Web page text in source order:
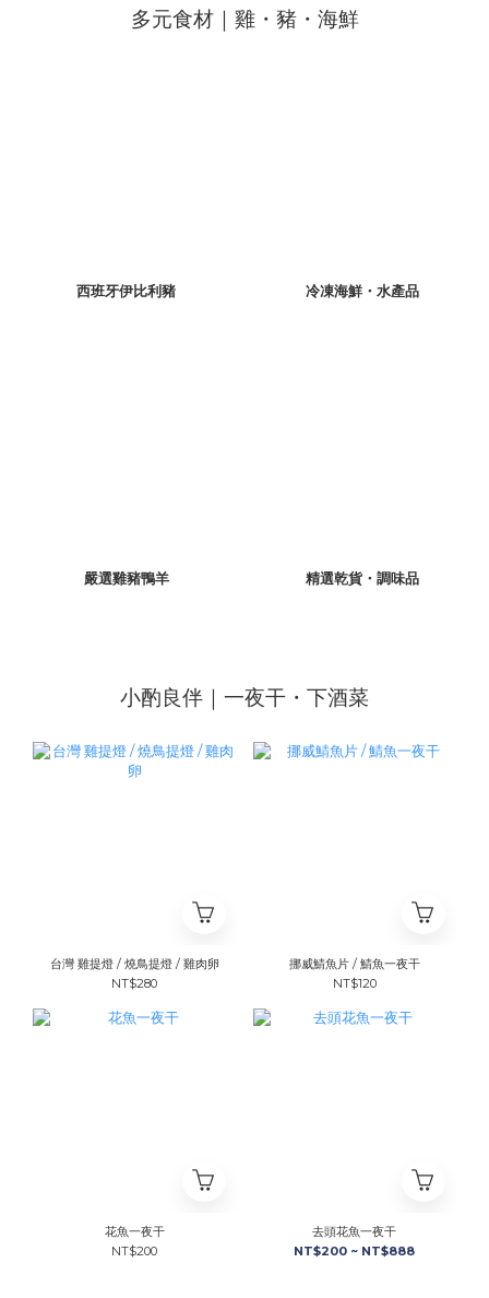
多元食材｜雞・豬・海鮮
西班牙伊比利豬 冷凍海鮮・水產品
嚴選雞豬鴨羊 精選乾貨・調味品
小酌良伴｜一夜干・下酒菜
台灣 雞提燈 / 燒鳥提燈 / 雞肉卵
NT$280
挪威鯖魚片 / 鯖魚一夜干
NT$120
花魚一夜干
NT$200
去頭花魚一夜干
NT$200 ~ NT$888